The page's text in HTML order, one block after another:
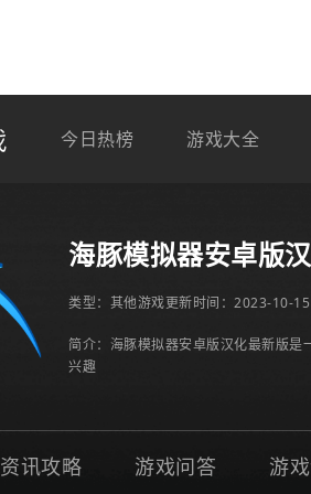
今日热榜 游戏大全
海豚模拟器安卓
类型： 其他游戏更新时间：2023-10-
简介：海豚模拟器安卓版汉化最新版
兴趣
资讯攻略 游戏问答 游